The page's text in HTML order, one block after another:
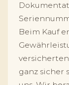
Beim Kauf
ganz sicher